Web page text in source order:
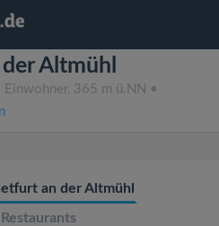
Altmühl
365 m ü.NN •
an der Altmühl